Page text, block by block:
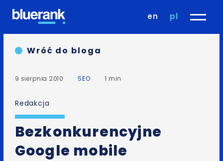
en pl
Wróć do bloga
9 sierpnia 2010 SEO 1 min
Redakcja
Bezkonkurencyjne
Google mobile